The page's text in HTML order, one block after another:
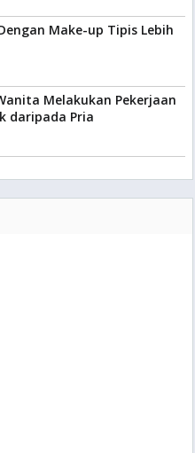
Make-up Tipis Lebih
Melakukan Pekerjaan
daripada Pria